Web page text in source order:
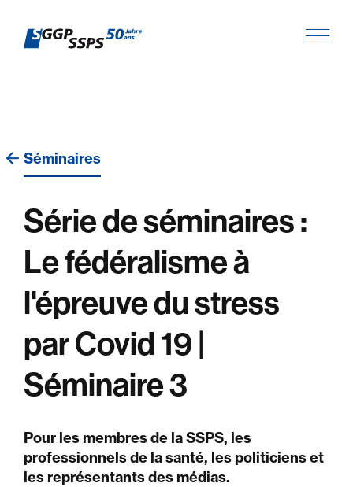
Séminaires
Série de séminaires :
Le fédéralisme à
l'épreuve du stress
par Covid 19 |
Séminaire 3
Pour les membres de la SSPS, les
professionnels de la santé, les politiciens et
les représentants des médias.